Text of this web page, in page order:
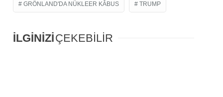
GRÖNLAND'DA NÜKLEER KÂBUS TRUMP
İLGİNİZİÇEKEBİLİR